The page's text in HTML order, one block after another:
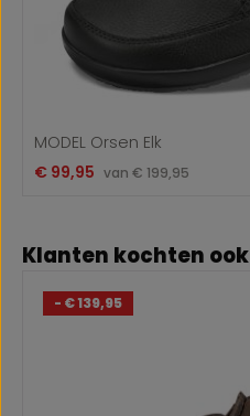
MODEL Orsen Elk
Verkoopprijs:
€ 99,95 vanNormale prijs:
€ 199,95
Productgalerij overslaan
Klanten kochten ook
- € 139,95